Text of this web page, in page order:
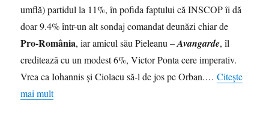
umflă) partidul la 11%, în pofida faptului că INSCOP îi dă
doar 9.4% într-un alt sondaj comandat deunăzi chiar de
Pro-România, iar amicul său Pieleanu –Avangarde, îl
creditează cu un modest 6%, Victor Ponta cere imperativ.
Vrea ca Iohannis şi Ciolacu să-l de jos pe Orban.…Citește
mai mult